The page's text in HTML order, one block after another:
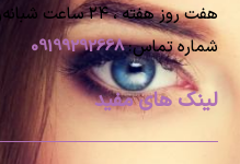
هفت روز هفته ، ۲۴ ساعت شبانه‌روز پاسخگوی شما هستیم
شماره تماس:09199292668
لینک های مفید